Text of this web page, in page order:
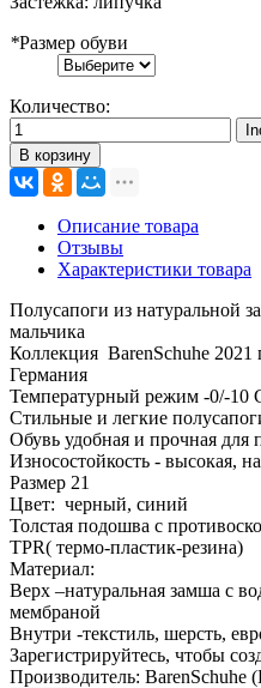
*Размер обуви
Количество:
В корзину
Описание товара
Отзывы
Характеристики товара
Полусапоги из натуральной
мальчика
Коллекция BarenSchuhe 2021
Германия
Температурный режим -0/-10
Стильные и легкие
Обувь удобная и прочная для
Износостойкость - высокая,
Размер 21
Цвет: черный, синий
Толстая подошва с
TPR( термо-пластик-резина)
Материал:
Верх –натуральная замша с
мембраной
Внутри -текстиль, шерсть,
Зарегистрируйтесь, чтобы
Производитель: BarenSchuhe